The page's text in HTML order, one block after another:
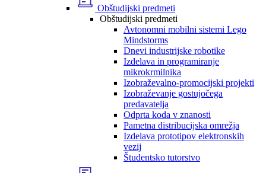
Obštudijski predmeti
Obštudijski predmeti
Avtonomni mobilni sistemi Lego
Mindstorms
Dnevi industrijske robotike
Izdelava in programiranje
mikrokrmilnika
Izobraževalno-promocijski projekti
Izobraževanje gostujočega
predavatelja
Odprta koda v znanosti
Pametna distribucijska omrežja
Izdelava prototipov elektronskih
vezij
Študentsko tutorstvo